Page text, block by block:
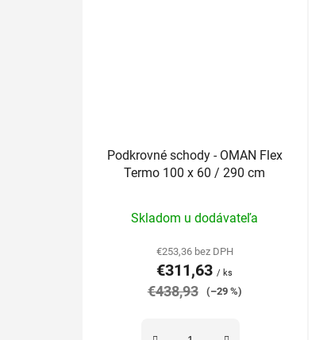
Podkrovné schody - OMAN Flex
Termo 100 x 60 / 290 cm
hodnotenie
produktu
je
5,0
Skladom u dodávateľa
€253,36 bez DPH
€311,63/ ks
€438,93 (–29 %)